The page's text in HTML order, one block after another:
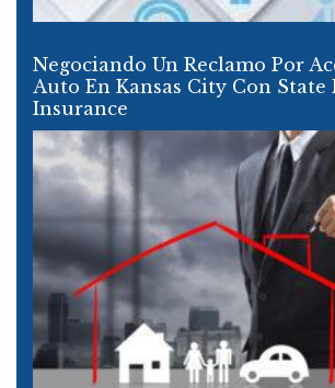
Negociando Un Reclamo Por
Auto En Kansas City Con State
Insurance